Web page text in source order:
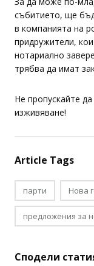
събитието, ще
в компанията на
придружители,
нотариално
трябва да имат
Не пропускайте
изживяване!
Article Tags
парти Нова
предложения за
Сподели